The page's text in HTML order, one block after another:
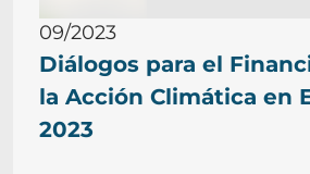
09/2023
Diálogos para el
la Acción Climática en
2023